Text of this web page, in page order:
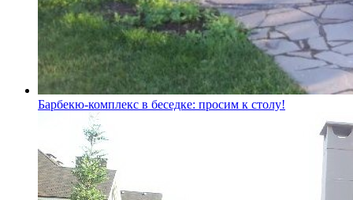
Барбекю-комплекс в беседке: просим к столу!